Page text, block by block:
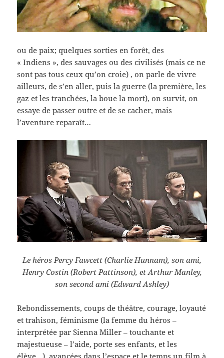
ou de paix; quelques sorties en forêt, des
« Indiens », des sauvages ou des civilisés (mais ce ne
sont pas tous ceux qu’on croie) , on parle de vivre
ailleurs, de s’en aller, puis la guerre (la première, les
gaz et les tranchées, la boue la mort), on survit, on
essaye de passer outre et de se cacher, mais
l’aventure reparaît…
Le héros Percy Fawcett (Charlie Hunnam), son ami,
Henry Costin (Robert Pattinson), et Arthur Manley,
son second ami (Edward Ashley)
Rebondissements, coups de théâtre, courage, loyauté
et trahison, féminisme (la femme du héros –
interprétée par Sienna Miller – touchante et
majestueuse – l’aide, porte ses enfants, et les